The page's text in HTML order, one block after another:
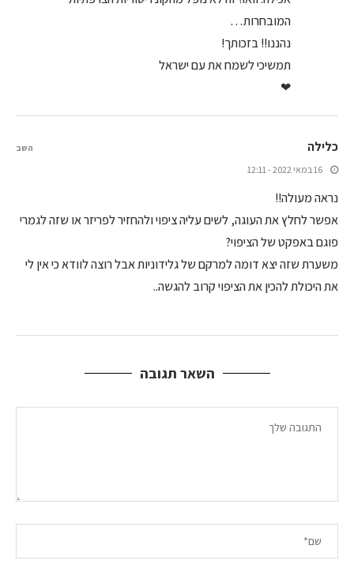
המובחרות…
נהננו!! בזכותך!
תמשיכי לשמח את עם ישראל
❤
כלילה
16 במאי 2022 - 12:11
נראה מעולה!!
אפשר לחלץ את העוגה, לשים עליה ציפוי ולהחזיר לפריזר או שזה לגמרי
פוגם באפקט של הציפוי?
משערת שזה יצא דומה למרקם של גלידוניות אבל רוצה לוודא כי אין לי
את היכולת להכין את הציפוי קרוב להגשה..
השב
השאר תגובה